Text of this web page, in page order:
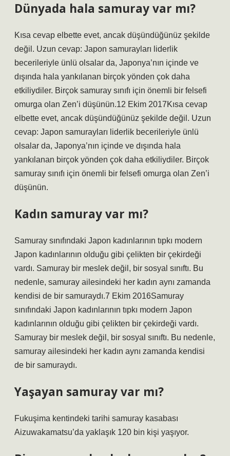
Dünyada hala samuray var mı?
Kısa cevap elbette evet, ancak düşündüğünüz şekilde
değil. Uzun cevap: Japon samurayları liderlik
becerileriyle ünlü olsalar da, Japonya’nın içinde ve
dışında hala yankılanan birçok yönden çok daha
etkiliydiler. Birçok samuray sınıfı için önemli bir felsefi
omurga olan Zen’i düşünün.12 Ekim 2017Kısa cevap
elbette evet, ancak düşündüğünüz şekilde değil. Uzun
cevap: Japon samurayları liderlik becerileriyle ünlü
olsalar da, Japonya’nın içinde ve dışında hala
yankılanan birçok yönden çok daha etkiliydiler. Birçok
samuray sınıfı için önemli bir felsefi omurga olan Zen’i
düşünün.
Kadın samuray var mı?
Samuray sınıfındaki Japon kadınlarının tıpkı modern
Japon kadınlarının olduğu gibi çelikten bir çekirdeği
vardı. Samuray bir meslek değil, bir sosyal sınıftı. Bu
nedenle, samuray ailesindeki her kadın aynı zamanda
kendisi de bir samuraydı.7 Ekim 2016Samuray
sınıfındaki Japon kadınlarının tıpkı modern Japon
kadınlarının olduğu gibi çelikten bir çekirdeği vardı.
Samuray bir meslek değil, bir sosyal sınıftı. Bu nedenle,
samuray ailesindeki her kadın aynı zamanda kendisi
de bir samuraydı.
Yaşayan samuray var mı?
Fukuşima kentindeki tarihi samuray kasabası
Aizuwakamatsu’da yaklaşık 120 bin kişi yaşıyor.